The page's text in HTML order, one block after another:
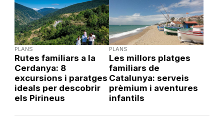
PLANS
Rutes familiars a la
Cerdanya: 8
excursions i paratges
ideals per descobrir
els Pirineus
PLANS
Les millors platges
familiars de
Catalunya: serveis
prèmium i aventures
infantils